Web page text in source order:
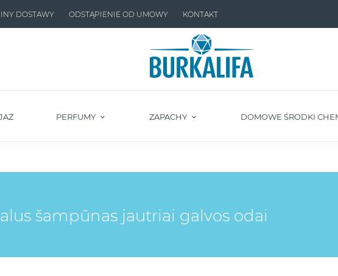
DOSTAWY ODSTĄPIENIE OD UMOWY KONTAKT
PERFUMY ZAPACHY DOMOWE ŚRODKI
šampūnas jautriai galvos odai